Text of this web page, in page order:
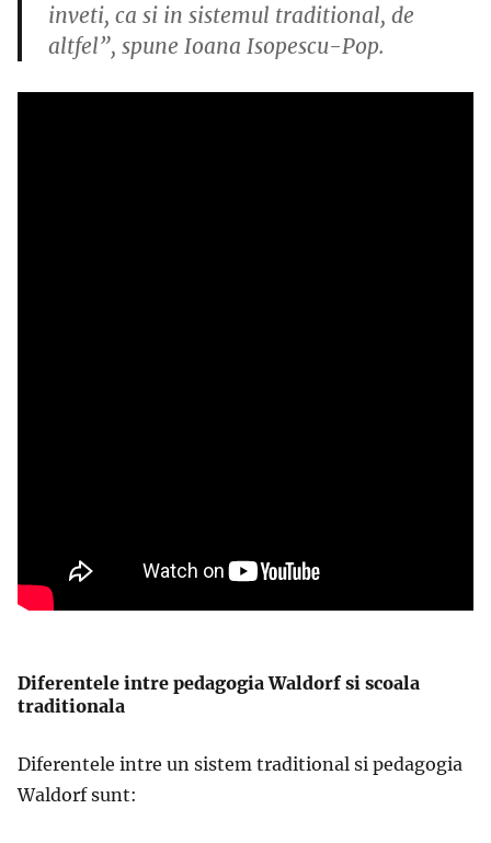
inveti, ca si in sistemul traditional, de
altfel”, spune Ioana Isopescu-Pop.
Diferentele intre pedagogia Waldorf si scoala
traditionala
Diferentele intre un sistem traditional si pedagogia
Waldorf sunt: